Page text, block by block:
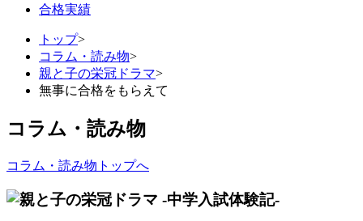
合格実績
トップ>
コラム・読み物>
親と子の栄冠ドラマ>
無事に合格をもらえて
コラム・読み物
コラム・読み物トップへ